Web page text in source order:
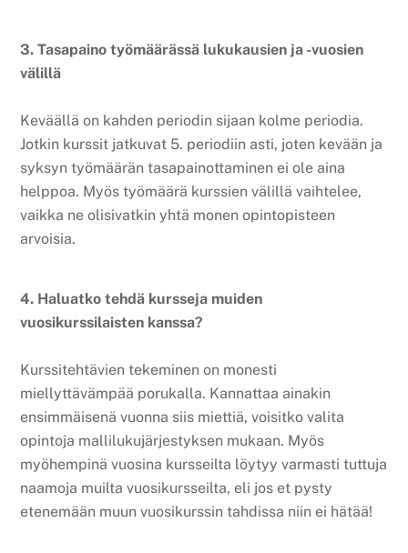
3. Tasapaino työmäärässä lukukausien ja -vuosien
välillä
Keväällä on kahden periodin sijaan kolme periodia.
Jotkin kurssit jatkuvat 5. periodiin asti, joten kevään ja
syksyn työmäärän tasapainottaminen ei ole aina
helppoa. Myös työmäärä kurssien välillä vaihtelee,
vaikka ne olisivatkin yhtä monen opintopisteen
arvoisia.
4. Haluatko tehdä kursseja muiden
vuosikurssilaisten kanssa?
Kurssitehtävien tekeminen on monesti
miellyttävämpää porukalla. Kannattaa ainakin
ensimmäisenä vuonna siis miettiä, voisitko valita
opintoja mallilukujärjestyksen mukaan. Myös
myöhempinä vuosina kursseilta löytyy varmasti tuttuja
naamoja muilta vuosikursseilta, eli jos et pysty
etenemään muun vuosikurssin tahdissa niin ei hätää!